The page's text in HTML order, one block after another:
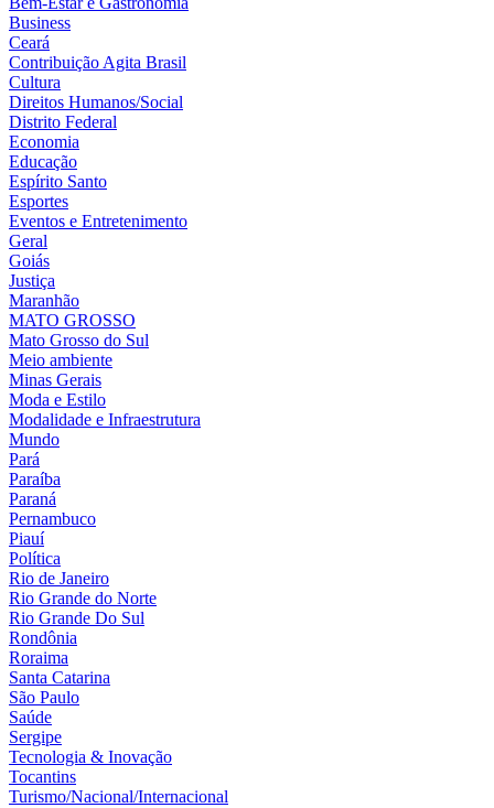
Business
Ceará
Contribuição Agita Brasil
Cultura
Direitos Humanos/Social
Distrito Federal
Economia
Educação
Espírito Santo
Esportes
Eventos e Entretenimento
Geral
Goiás
Justiça
Maranhão
MATO GROSSO
Mato Grosso do Sul
Meio ambiente
Minas Gerais
Moda e Estilo
Modalidade e Infraestrutura
Mundo
Pará
Paraíba
Paraná
Pernambuco
Piauí
Política
Rio de Janeiro
Rio Grande do Norte
Rio Grande Do Sul
Rondônia
Roraima
Santa Catarina
São Paulo
Saúde
Sergipe
Tecnologia & Inovação
Tocantins
Turismo/Nacional/Internacional